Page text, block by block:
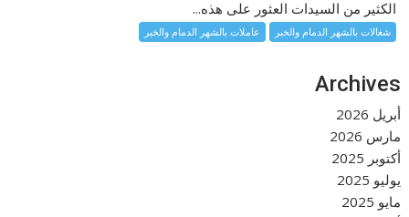
الكثير من السيدات العثور على هذه...
شغالات بالشهر الدمام والخبر عاملات بالشهر الدمام والخبر
Archives
أبريل 2026
مارس 2026
أكتوبر 2025
يوليو 2025
مايو 2025